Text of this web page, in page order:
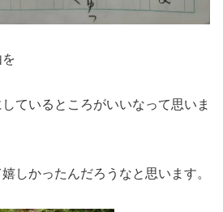
ているところがいいなって思いま
しかったんだろうなと思います。